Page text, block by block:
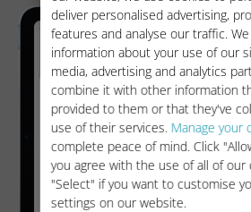
deliver personalised advertising,
features and analyse our traffic.
information about your use of our
media, advertising and analytics
combine it with other information
provided to them or that they've
use of their services. Manage your
complete peace of mind. Click
you agree with the use of all of our
"Select" if you want to customise
settings on our website.